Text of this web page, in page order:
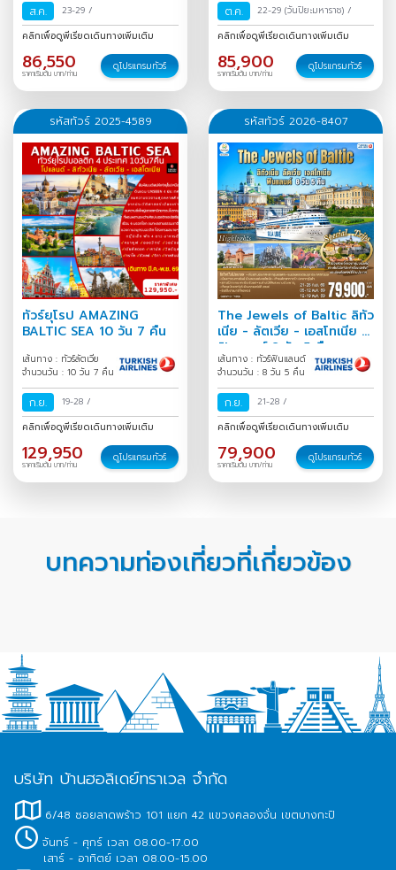
ส.ค. 23-29 /
คลิกเพื่อดูพีเรียดเดินทางเพิ่มเติม
86,550
ราคาเริ่มต้น บาท/ท่าน
ดูโปรแกรมทัวร์
ต.ค. 22-29 (วันปิยะมหาราช) /
คลิกเพื่อดูพีเรียดเดินทางเพิ่มเติม
85,900
ราคาเริ่มต้น บาท/ท่าน
ดูโปรแกรมทัวร์
รหัสทัวร์ 2025-4589
ทัวร์ยุโรป AMAZING
BALTIC SEA 10 วัน 7 คืน
เส้นทาง : ทัวร์ลัตเวีย
จำนวนวัน : 10 วัน 7 คืน
ก.ย. 19-28 /
คลิกเพื่อดูพีเรียดเดินทางเพิ่มเติม
129,950
ราคาเริ่มต้น บาท/ท่าน
ดูโปรแกรมทัวร์
รหัสทัวร์ 2026-8407
The Jewels of Baltic ลิทัว
เนีย - ลัตเวีย - เอสโทเนีย -
ฟินแลนด์ 8 วัน 5 คืน
เส้นทาง : ทัวร์ฟินแลนด์
จำนวนวัน : 8 วัน 5 คืน
ก.ย. 21-28 /
คลิกเพื่อดูพีเรียดเดินทางเพิ่มเติม
79,900
ราคาเริ่มต้น บาท/ท่าน
ดูโปรแกรมทัวร์
บทความท่องเที่ยวที่เกี่ยวข้อง
บริษัท บ้านฮอลิเดย์ทราเวล จำกัด
6/48 ซอยลาดพร้าว 101 แยก 42 แขวงคลองจั่น เขตบางกะปิ
จันทร์ - ศุกร์ เวลา 08.00-17.00
เสาร์ - อาทิตย์ เวลา 08.00-15.00